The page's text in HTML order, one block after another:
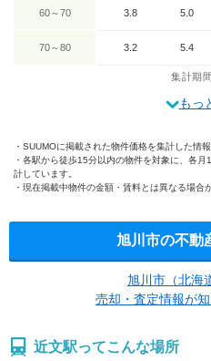
60～70 3.8 5.0
70～80 3.2 5.4
集計期
もっ
SUUMOに掲載された物件価格を集計した情報
各駅から徒歩15分以内の物件を対象に、各
計しています。
現在掲載中物件の金額・賃料とは異なる場合
旭川市の不動
旭川市（北海
売却・査定情報が
近文駅ってこんな場所